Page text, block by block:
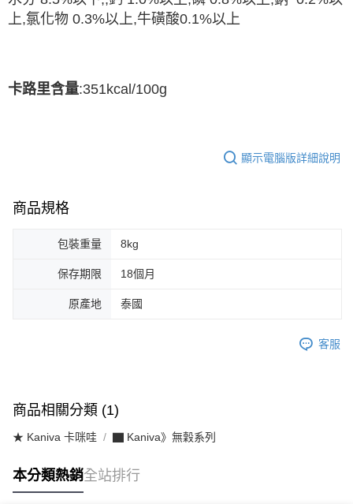
上,氯化物 0.3%以上,牛磺酸0.1%以上
卡路里含量:351kcal/100g
顯示電腦版詳細說明
商品規格
包裝重量 8kg
保存期限 18個月
原產地 泰國
客服
商品相關分類 (1)
★ Kaniva 卡咪哇 ▇ Kaniva》無穀系列
本分類熱銷全站排行